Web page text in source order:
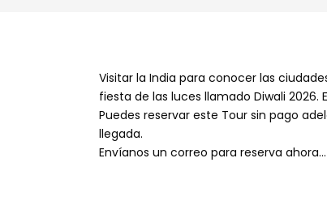
Visitar la India para conocer las
fiesta de las luces llamado Diwali 2026.
Puedes reservar este Tour sin pago
llegada.
Envíanos un correo para reserva ahora…